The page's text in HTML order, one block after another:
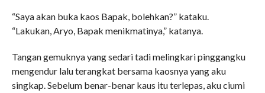
“Saya akan buka kaos Bapak, bolehkan?” kataku.
“Lakukan, Aryo, Bapak menikmatinya,” katanya.
Tangan gemuknya yang sedari tadi melingkari pinggangku
mengendur lalu terangkat bersama kaosnya yang aku
singkap. Sebelum benar-benar kaus itu terlepas, aku ciumi